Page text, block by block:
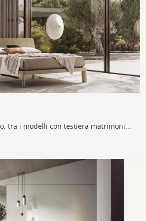
Il letto Paal in legno, tra i modelli con testiera matrimoniali moderni di Alf Da Frè, è pensato per assicurarti il riposo migliore.